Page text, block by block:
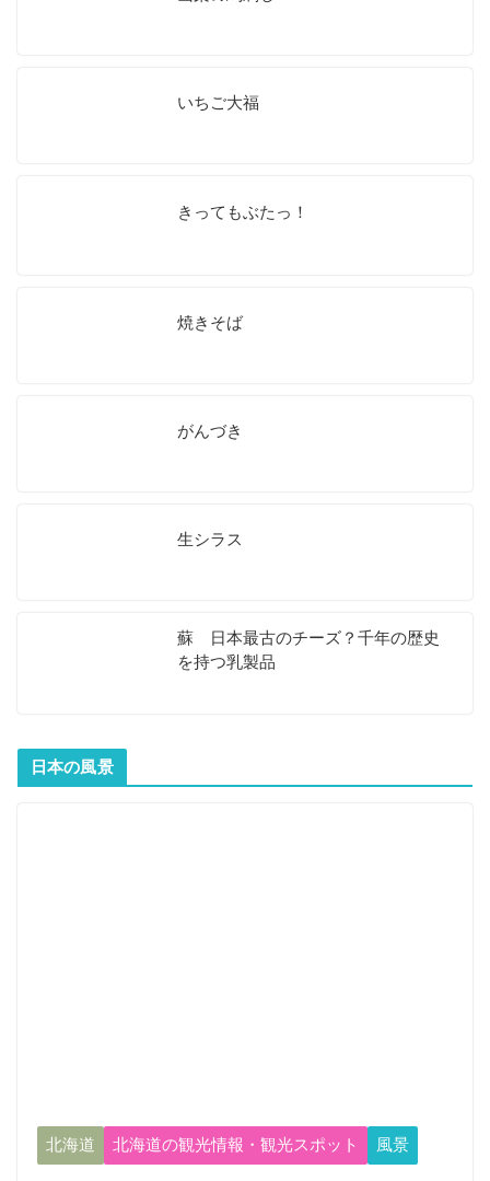
いちご大福
きってもぶたっ！
焼きそば
がんづき
生シラス
蘇 日本最古のチーズ？千年の歴史
を持つ乳製品
日本の風景
北海道 北海道の観光情報・観光スポット 風景